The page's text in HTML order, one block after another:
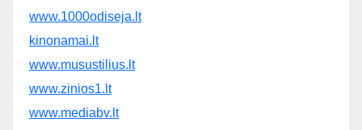
www.1000odiseja.lt
kinonamai.lt
www.musustilius.lt
www.zinios1.lt
www.mediabv.lt